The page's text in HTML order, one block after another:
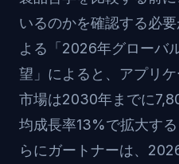
いるのかを確認する必
よる「2026年グローバ
望」によると、アプリ
市場は2030年までに
均成長率13%で拡大す
らにガートナーは、